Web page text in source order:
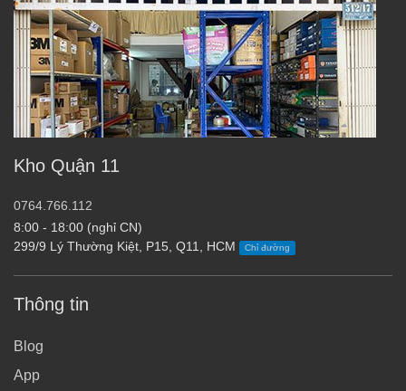
Kho Quận 11
0764.766.112
8:00 - 18:00 (nghỉ CN)
299/9 Lý Thường Kiệt, P15, Q11, HCM
Chỉ đường
Thông tin
Blog
App